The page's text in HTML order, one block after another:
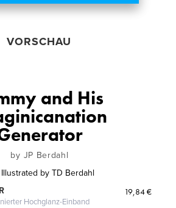
VORSCHAU
and His
by JP Berdahl
Illustrated by TD Berdahl
Hochglanz-Einband
19,84 €